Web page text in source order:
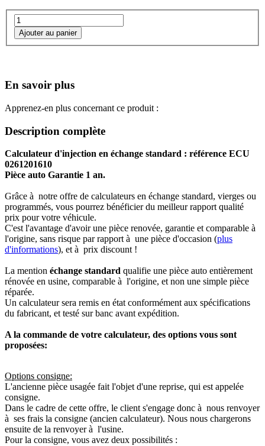
En savoir plus
Apprenez-en plus concernant ce produit :
Description complète
Calculateur d'injection en échange standard : référence ECU
0261201610
Pièce auto Garantie 1 an.
Grâce à notre offre de calculateurs en échange standard, vierges ou
programmés, vous pourrez bénéficier du meilleur rapport qualité
prix pour votre véhicule.
C'est l'avantage d'avoir une pièce renovée, garantie et comparable à
l'origine, sans risque par rapport à une pièce d'occasion (plus
d'informations), et à prix discount !
La mention échange standard qualifie une pièce auto entièrement
rénovée en usine, comparable à l'origine, et non une simple pièce
réparée.
Un calculateur sera remis en état conformément aux spécifications
du fabricant, et testé sur banc avant expédition.
A la commande de votre calculateur, des options vous sont
proposées:
Options consigne:
L'ancienne pièce usagée fait l'objet d'une reprise, qui est appelée
consigne.
Dans le cadre de cette offre, le client s'engage donc à nous renvoyer
à ses frais la consigne (ancien calculateur). Nous nous chargerons
ensuite de la renvoyer à l'usine.
Pour la consigne, vous avez deux possibilités :